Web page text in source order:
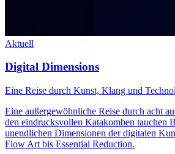
Aktuell
Digital Dimensions
Eine Reise durch Kunst, Klang und
Eine außergewöhnliche Reise durch acht
den eindrucksvollen Katakomben tauchen
unendlichen Dimensionen der digitalen
Flow Art bis Essential Reduction.